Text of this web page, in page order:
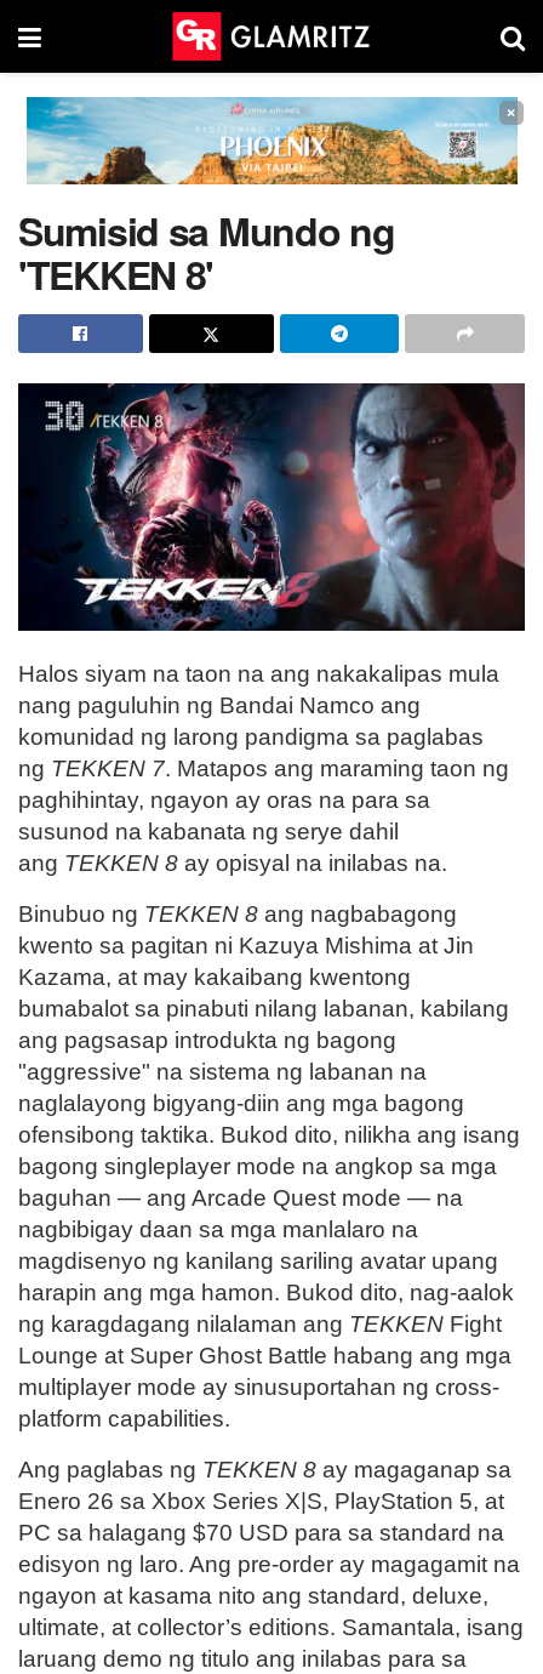
×
Sumisid sa Mundo ng
'TEKKEN 8'
Halos siyam na taon na ang nakakalipas mula
nang paguluhin ng Bandai Namco ang
komunidad ng larong pandigma sa paglabas
ng TEKKEN 7. Matapos ang maraming taon ng
paghihintay, ngayon ay oras na para sa
susunod na kabanata ng serye dahil
ang TEKKEN 8 ay opisyal na inilabas na.
Binubuo ng TEKKEN 8 ang nagbabagong
kwento sa pagitan ni Kazuya Mishima at Jin
Kazama, at may kakaibang kwentong
bumabalot sa pinabuti nilang labanan, kabilang
ang pagsasap introdukta ng bagong
"aggressive" na sistema ng labanan na
naglalayong bigyang-diin ang mga bagong
ofensibong taktika. Bukod dito, nilikha ang isang
bagong singleplayer mode na angkop sa mga
baguhan — ang Arcade Quest mode — na
nagbibigay daan sa mga manlalaro na
magdisenyo ng kanilang sariling avatar upang
harapin ang mga hamon. Bukod dito, nag-aalok
ng karagdagang nilalaman ang TEKKEN Fight
Lounge at Super Ghost Battle habang ang mga
multiplayer mode ay sinusuportahan ng cross-
platform capabilities.
Ang paglabas ng TEKKEN 8 ay magaganap sa
Enero 26 sa Xbox Series X|S, PlayStation 5, at
PC sa halagang $70 USD para sa standard na
edisyon ng laro. Ang pre-order ay magagamit na
ngayon at kasama nito ang standard, deluxe,
ultimate, at collector’s editions. Samantala, isang
laruang demo ng titulo ang inilabas para sa